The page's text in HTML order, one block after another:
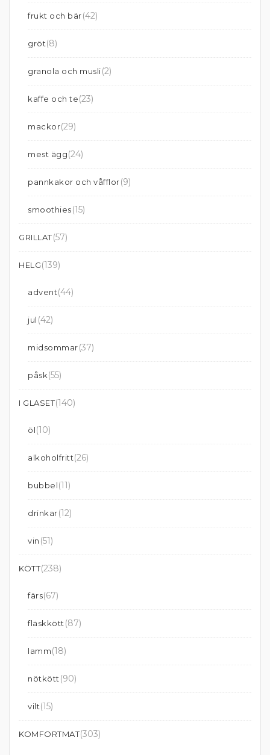
frukt och bär(42)
gröt(8)
granola och musli(2)
kaffe och te(23)
mackor(29)
mest ägg(24)
pannkakor och våfflor(9)
smoothies(15)
GRILLAT(57)
HELG(139)
advent(44)
jul (42)
midsommar(37)
påsk(55)
I GLASET(140)
öl(10)
alkoholfritt(26)
bubbel(11)
drinkar(12)
vin (51)
KÖTT(238)
färs(67)
fläskkött (87)
lamm(18)
nötkött (90)
vilt(15)
KOMFORTMAT(303)